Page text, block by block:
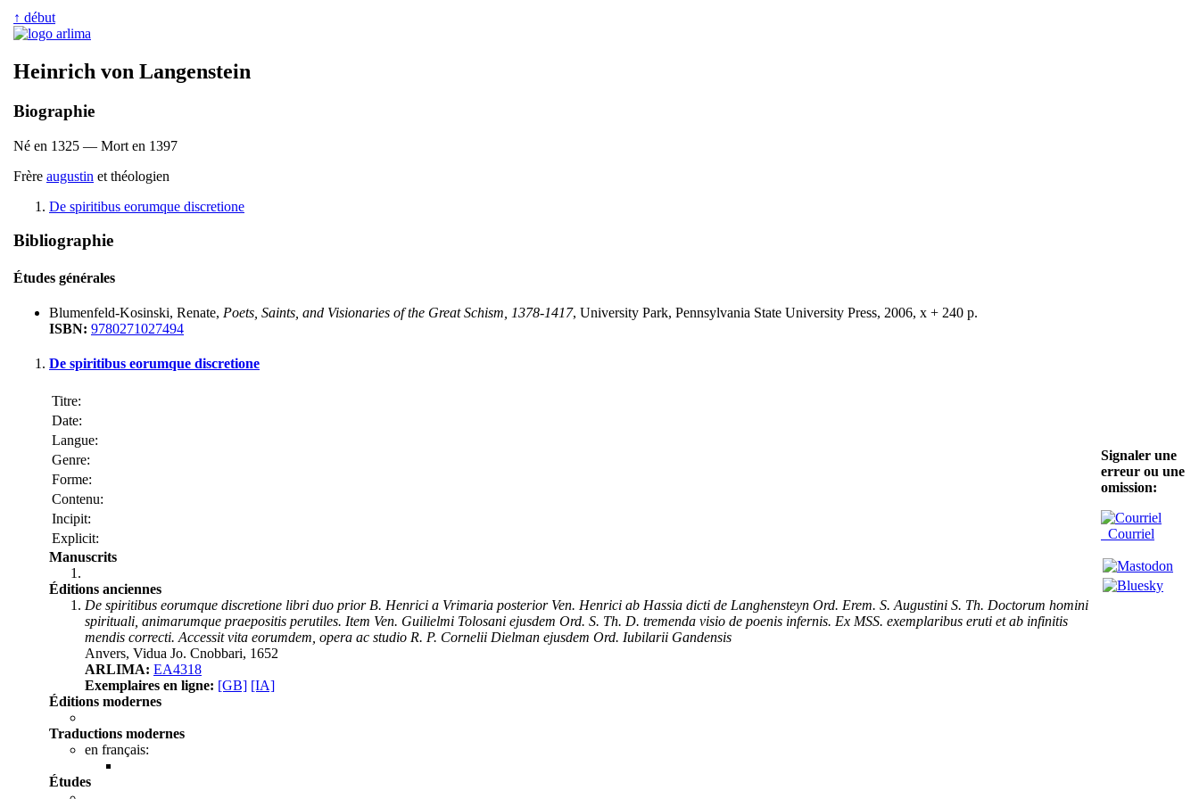
↑ début
Heinrich von Langenstein
Biographie
Né en 1325 — Mort en 1397
Frère augustin et théologien
De spiritibus eorumque discretione
Bibliographie
Études générales
Blumenfeld-Kosinski, Renate, Poets, Saints, and Visionaries of the Great Schism, 1378-1417, University Park, Pennsylvania State University Press, 2006, x + 240 p.
ISBN: 9780271027494
De spiritibus eorumque discretione
Titre:
Date:
Langue:
Genre:
Forme:
Contenu:
Incipit:
Explicit:
Manuscrits
Éditions anciennes
De spiritibus eorumque discretione libri duo prior B. Henrici a Vrimaria posterior Ven. Henrici ab Hassia dicti de Langhensteyn Ord. Erem. S. Augustini S. Th. Doctorum homini
spirituali, animarumque praepositis perutiles. Item Ven. Guilielmi Tolosani ejusdem Ord. S. Th. D. tremenda visio de poenis infernis. Ex MSS. exemplaribus eruti et ab infinitis
mendis correcti. Accessit vita eorumdem, opera ac studio R. P. Cornelii Dielman ejusdem Ord. Iubilarii Gandensis
Anvers, Vidua Jo. Cnobbari, 1652
ARLIMA: EA4318
Exemplaires en ligne: [GB] [IA]
Éditions modernes
Traductions modernes
en français:
Études
Signaler une
erreur ou une
omission:
Courriel